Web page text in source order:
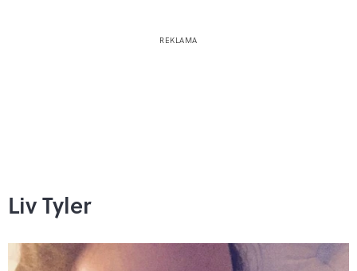
Liv Tyler